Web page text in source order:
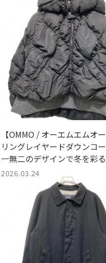
【OMMO / オーエムエムオ
リングレイヤードダウンコ
一無二のデザインで冬を彩
アウター
2026.03.24